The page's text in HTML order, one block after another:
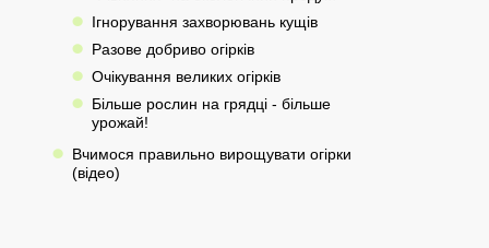
Ігнорування захворювань кущів
Разове добриво огірків
Очікування великих огірків
Більше рослин на грядці - більше
урожай!
Вчимося правильно вирощувати огірки
(відео)